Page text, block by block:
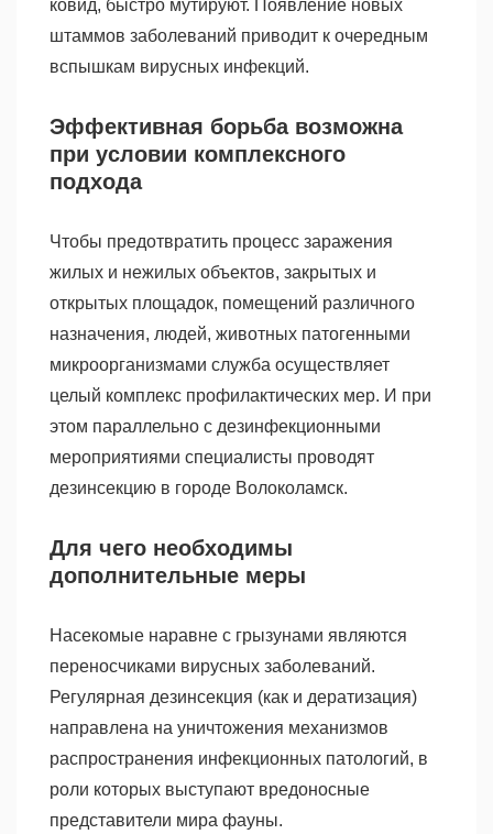
ковид, быстро мутируют. Появление новых
штаммов заболеваний приводит к очередным
вспышкам вирусных инфекций.
Эффективная борьба возможна
при условии комплексного
подхода
Чтобы предотвратить процесс заражения
жилых и нежилых объектов, закрытых и
открытых площадок, помещений различного
назначения, людей, животных патогенными
микроорганизмами служба осуществляет
целый комплекс профилактических мер. И при
этом параллельно с дезинфекционными
мероприятиями специалисты проводят
дезинсекцию в городе Волоколамск.
Для чего необходимы
дополнительные меры
Насекомые наравне с грызунами являются
переносчиками вирусных заболеваний.
Регулярная дезинсекция (как и дератизация)
направлена на уничтожения механизмов
распространения инфекционных патологий, в
роли которых выступают вредоносные
представители мира фауны.